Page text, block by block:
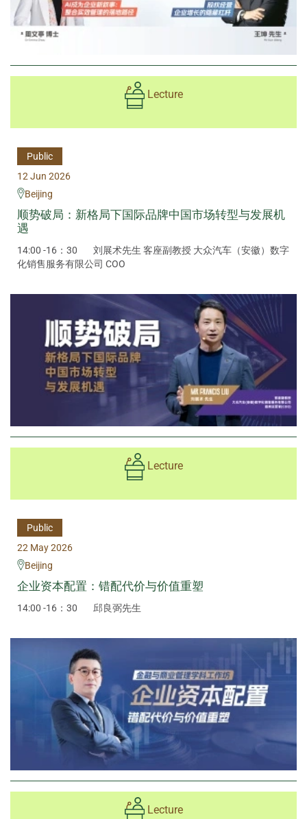
Lecture
Public
12 Jun 2026
Beijing
顺势破局：新格局下国际品牌中国市场转型与发展机
遇
14:00 -16：30
刘展术先生 客座副教授 大众汽车（安徽）数字
化销售服务有限公司 COO
Lecture
Public
22 May 2026
Beijing
企业资本配置：错配代价与价值重塑
14:00 -16：30 邱良弼先生
Lecture